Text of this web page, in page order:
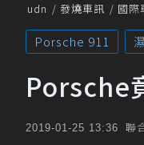
udn 發燒車訊 國際
Porsche 911
Porsche
2019-01-25 13:36 聯